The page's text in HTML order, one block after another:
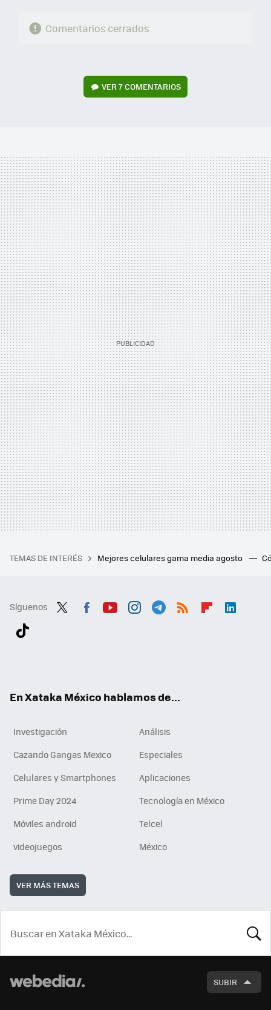
Comentarios cerrados
VER7 COMENTARIOS
TEMAS DE INTERÉS Mejores celulares gama media agosto
Síguenos
En Xataka México hablamos de...
Investigación
Análisis
Cazando Gangas Mexico
Especiales
Celulares y Smartphones
Aplicaciones
Prime Day 2024
Tecnología en México
Móviles android
Telcel
videojuegos
México
VER MÁS TEMAS
SUBIR